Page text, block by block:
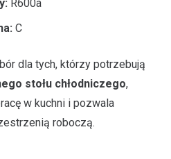
R600a
C
dla tych, którzy potrzebują
stołu chłodniczego,
w kuchni i pozwala
roboczą.